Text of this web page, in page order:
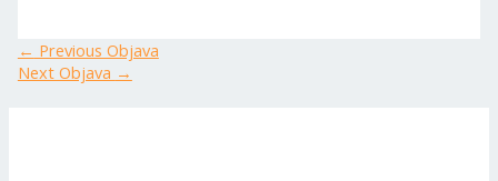
← Previous Objava
Next Objava →